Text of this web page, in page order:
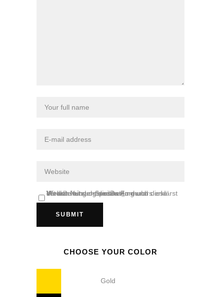
Mit der Nutzung dieses Formulars erklärst du dich mit der Speicherung und Verarbeitung deiner Daten durch diese Website einverstanden.*
CHOOSE YOUR COLOR
Gold